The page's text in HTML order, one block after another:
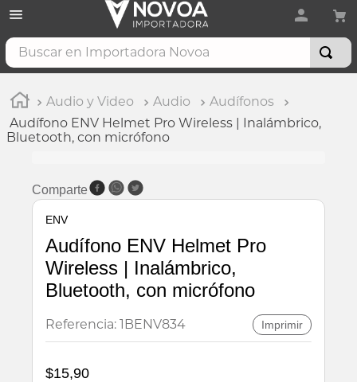
Buscar en Importadora Novoa
Audio y Video Audio
Audífonos
Audífono ENV Helmet Pro Wireless | Inalámbrico,
Bluetooth, con micrófono
Comparte
ENV
Audífono ENV Helmet Pro
Wireless | Inalámbrico,
Bluetooth, con micrófono
Referencia:1BENV834 Imprimir
$15,90